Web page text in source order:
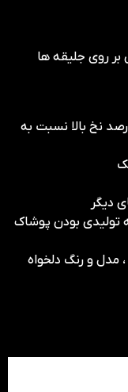
بر روی جلیقه ها
نخ بالا نسبت به
دیگر
تولیدی بودن پوشاک
مدل و رنگ دلخواه